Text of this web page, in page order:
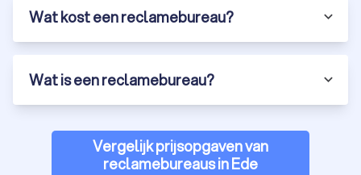
Wat kost een reclamebureau?
Wat is een reclamebureau?
Vergelijk prijsopgaven van
reclamebureaus in Ede